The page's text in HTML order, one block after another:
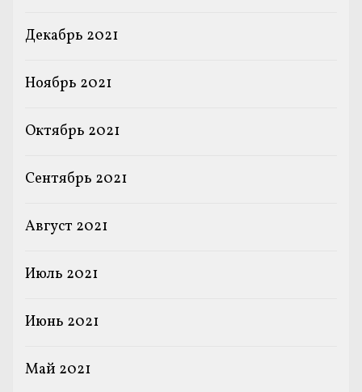
Декабрь 2021
Ноябрь 2021
Октябрь 2021
Сентябрь 2021
Август 2021
Июль 2021
Июнь 2021
Май 2021